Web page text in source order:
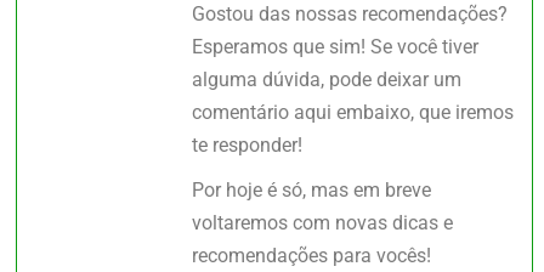
Gostou das nossas recomendações?
Esperamos que sim! Se você tiver
alguma dúvida, pode deixar um
comentário aqui embaixo, que iremos
te responder!
Por hoje é só, mas em breve
voltaremos com novas dicas e
recomendações para vocês!